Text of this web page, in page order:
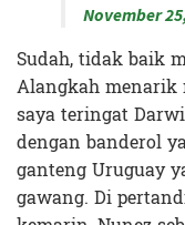
November
Sudah, tidak baik
Alangkah menarik
saya teringat
dengan banderol
ganteng Uruguay
gawang. Di